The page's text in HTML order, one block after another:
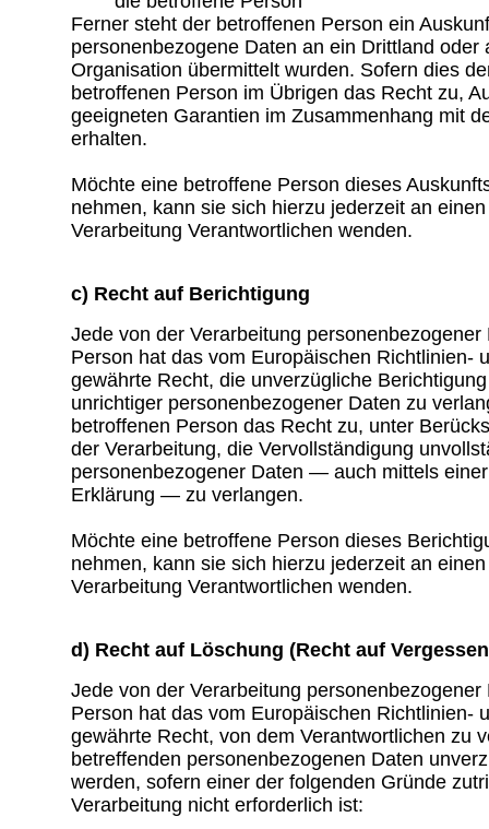
Ferner steht der betroffenen Person ein
personenbezogene Daten an ein Drittland oder
Organisation übermittelt wurden. Sofern dies
betroffenen Person im Übrigen das Recht zu,
geeigneten Garantien im Zusammenhang mit
erhalten.
Möchte eine betroffene Person dieses
nehmen, kann sie sich hierzu jederzeit an
Verarbeitung Verantwortlichen wenden.
c) Recht auf Berichtigung
Jede von der Verarbeitung personenbezogener
Person hat das vom Europäischen Richtlinien-
gewährte Recht, die unverzügliche
unrichtiger personenbezogener Daten zu
betroffenen Person das Recht zu, unter
der Verarbeitung, die Vervollständigung
personenbezogener Daten — auch mittels
Erklärung — zu verlangen.
Möchte eine betroffene Person dieses
nehmen, kann sie sich hierzu jederzeit an
Verarbeitung Verantwortlichen wenden.
d) Recht auf Löschung (Recht auf
Jede von der Verarbeitung personenbezogener
Person hat das vom Europäischen Richtlinien-
gewährte Recht, von dem Verantwortlichen zu
betreffenden personenbezogenen Daten
werden, sofern einer der folgenden Gründe
Verarbeitung nicht erforderlich ist: